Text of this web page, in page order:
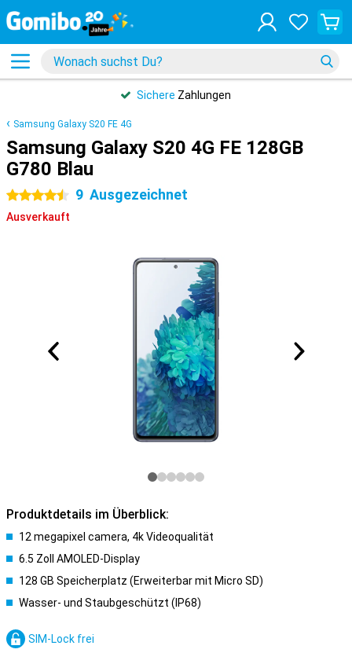
Sichere Zahlungen
Samsung Galaxy S20 FE 4G
Samsung Galaxy S20 4G FE 128GB
G780 Blau
4.5 Sterne 9 Ausgezeichnet
Ausverkauft
Produktdetails im Überblick:
12 megapixel camera, 4k Videoqualität
6.5 Zoll AMOLED-Display
128 GB Speicherplatz (Erweiterbar mit Micro SD)
Wasser- und Staubgeschützt (IP68)
SIM-Lock frei